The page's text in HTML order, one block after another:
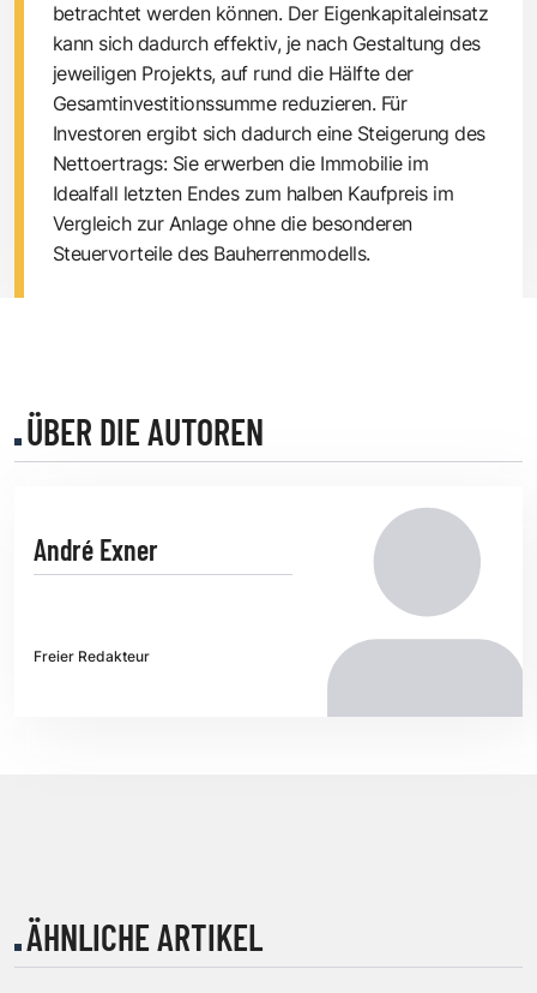
betrachtet werden können. Der Eigenkapitaleinsatz
kann sich dadurch effektiv, je nach Gestaltung des
jeweiligen Projekts, auf rund die Hälfte der
Gesamtinvestitionssumme reduzieren. Für
Investoren ergibt sich dadurch eine Steigerung des
Nettoertrags: Sie erwerben die Immobilie im
Idealfall letzten Endes zum halben Kaufpreis im
Vergleich zur Anlage ohne die besonderen
Steuervorteile des Bauherrenmodells.
ÜBER DIE AUTOREN
André Exner
Freier Redakteur
ÄHNLICHE ARTIKEL